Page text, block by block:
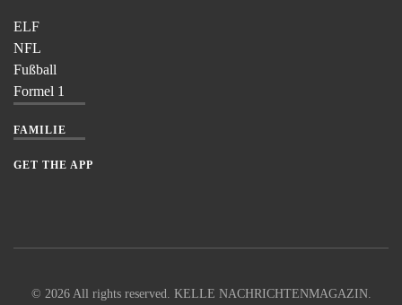
ELF
NFL
Fußball
Formel 1
FAMILIE
GET THE APP
© 2026All rights reserved. KELLE NACHRICHTENMAGAZIN.